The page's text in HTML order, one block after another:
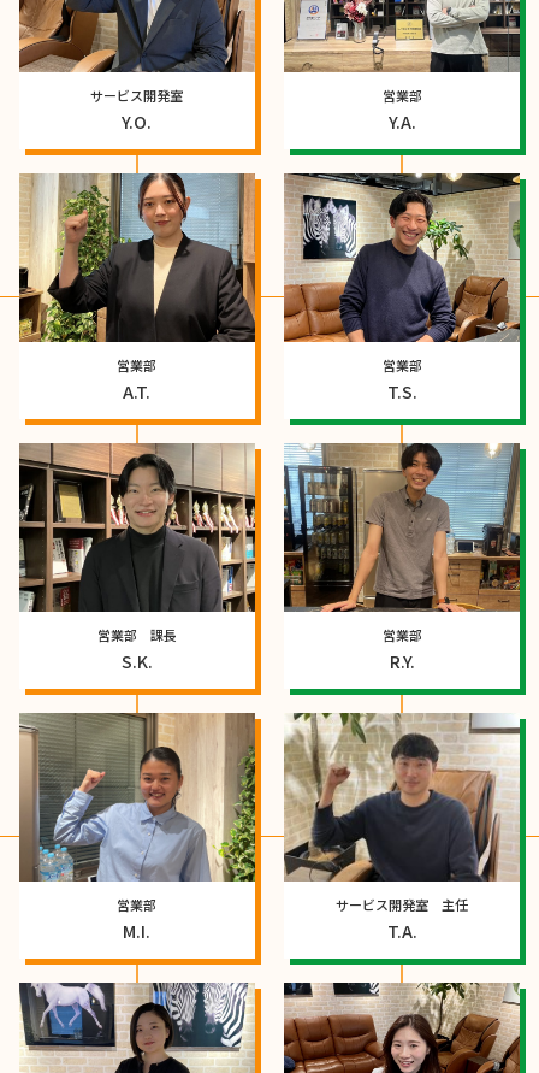
サービス開発室
Y.O.
営業部
Y.A.
営業部
A.T.
営業部
T.S.
営業部 課長
S.K.
営業部
R.Y.
営業部
M.I.
サービス開発室 主任
T.A.